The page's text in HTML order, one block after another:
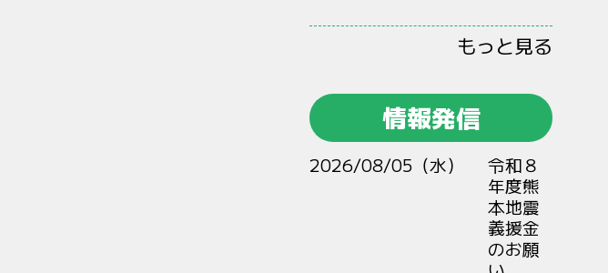
もっと見る
情報発信
2026/08/05（水）
令和８
年度熊
本地震
義援金
のお願